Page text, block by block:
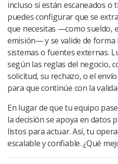
incluso si están escaneados o
puedes configurar que se
que necesitas —como sueldo,
emisión— y se valide de
sistemas o fuentes externas.
según las reglas del negocio,
solicitud, su rechazo, o el
para que continúe con la
En lugar de que tu equipo
la decisión se apoya en datos
listos para actuar. Así, tu
escalable y confiable. ¿Qué